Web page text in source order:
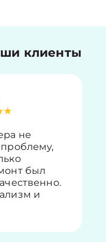
клиенты
не
был
и